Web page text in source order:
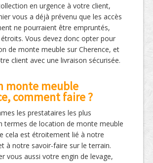
en urgence à votre client,
vous a déjà prévenu que les accès
ne pourraient être empruntés,
Vous devez donc opter pour
de monte meuble sur Cherence, et
client avec une livraison sécurisée.
monte meuble
comment faire ?
les prestataires les plus
termes de location de monte meuble
cela est étroitement lié à notre
à notre savoir-faire sur le terrain.
vous aussi votre engin de levage,